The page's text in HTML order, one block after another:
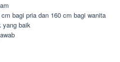
bagi pria dan 160 cm bagi wanita
yang baik